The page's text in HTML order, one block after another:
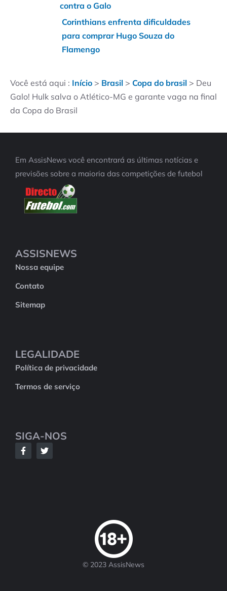
contra o Galo
Corinthians enfrenta dificuldades
para comprar Hugo Souza do
Flamengo
Você está aqui : Início > Brasil > Copa do brasil > Deu
Galo! Hulk salva o Atlético-MG e garante vaga na final
da Copa do Brasil
Em AssisNews você encontrará as últimas notícias e
previsões sobre a maioria das competições de futebol
ASSISNEWS
Nossa equipe
Contato
Sitemap
LEGALIDADE
Política de privacidade
Termos de serviço
SIGA-NOS
© 2023 AssisNews